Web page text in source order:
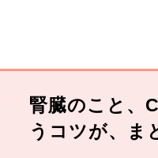
腎臓のこと、
うコツが、ま